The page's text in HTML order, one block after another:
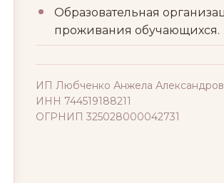
Образовательная
проживания обучающихся.
ИП Любченко Анжела
ИНН 744519188211
ОГРНИП 325028000042731